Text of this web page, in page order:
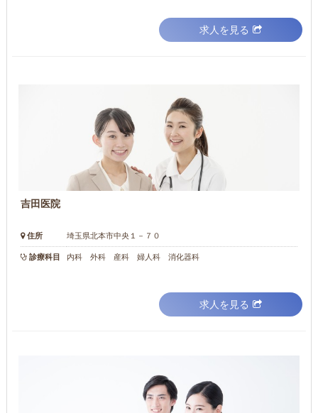
求人を見る
吉田医院
住所 埼玉県北本市中央１－７０
診療科目 内科 外科 産科 婦人科 消化器科
求人を見る